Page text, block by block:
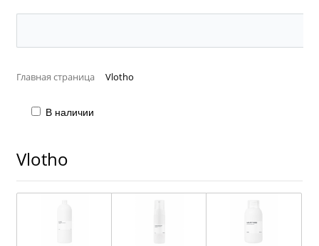
Главная страница Vlotho
В наличии
Vlotho